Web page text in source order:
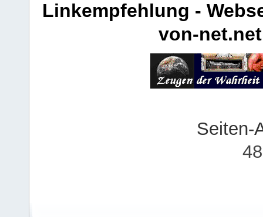
Linkempfehlung -
von-net.net
Seiten-